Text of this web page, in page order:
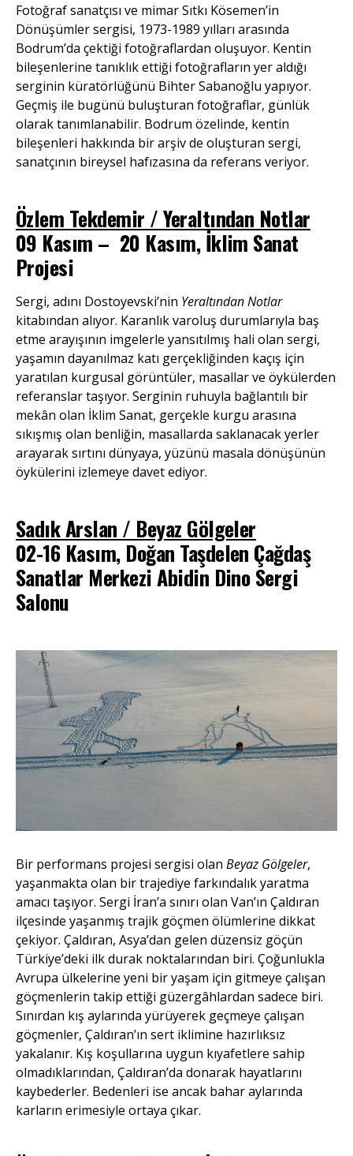
Fotoğraf sanatçısı ve mimar Sıtkı Kösemen’in
Dönüşümler sergisi, 1973-1989 yılları arasında
Bodrum’da çektiği fotoğraflardan oluşuyor. Kentin
bileşenlerine tanıklık ettiği fotoğrafların yer aldığı
serginin küratörlüğünü Bihter Sabanoğlu yapıyor.
Geçmiş ile bugünü buluşturan fotoğraflar, günlük
olarak tanımlanabilir. Bodrum özelinde, kentin
bileşenleri hakkında bir arşiv de oluşturan sergi,
sanatçının bireysel hafızasına da referans veriyor.
Özlem Tekdemir / Yeraltından Notlar
09 Kasım – 20 Kasım, İklim Sanat
Projesi
Sergi, adını Dostoyevski’nin Yeraltından Notlar
kitabından alıyor. Karanlık varoluş durumlarıyla baş
etme arayışının imgelerle yansıtılmış hali olan sergi,
yaşamın dayanılmaz katı gerçekliğinden kaçış için
yaratılan kurgusal görüntüler, masallar ve öykülerden
referanslar taşıyor. Serginin ruhuyla bağlantılı bir
mekân olan İklim Sanat, gerçekle kurgu arasına
sıkışmış olan benliğin, masallarda saklanacak yerler
arayarak sırtını dünyaya, yüzünü masala dönüşünün
öykülerini izlemeye davet ediyor.
Sadık Arslan / Beyaz Gölgeler
02-16 Kasım, Doğan Taşdelen Çağdaş
Sanatlar Merkezi Abidin Dino Sergi
Salonu
Bir performans projesi sergisi olan Beyaz Gölgeler,
yaşanmakta olan bir trajediye farkındalık yaratma
amacı taşıyor. Sergi İran’a sınırı olan Van’ın Çaldıran
ilçesinde yaşanmış trajik göçmen ölümlerine dikkat
çekiyor. Çaldıran, Asya’dan gelen düzensiz göçün
Türkiye’deki ilk durak noktalarından biri. Çoğunlukla
Avrupa ülkelerine yeni bir yaşam için gitmeye çalışan
göçmenlerin takip ettiği güzergâhlardan sadece biri.
Sınırdan kış aylarında yürüyerek geçmeye çalışan
göçmenler, Çaldıran’ın sert iklimine hazırlıksız
yakalanır. Kış koşullarına uygun kıyafetlere sahip
olmadıklarından, Çaldıran’da donarak hayatlarını
kaybederler. Bedenleri ise ancak bahar aylarında
karların erimesiyle ortaya çıkar.